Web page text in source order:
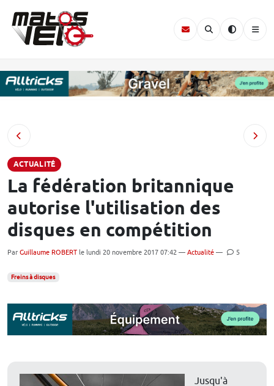
ACTUALITÉ
La fédération britannique
autorise l'utilisation des
disques en compétition
Par Guillaume ROBERT le lundi 20 novembre 2017 07:42 — Actualité — 5
Freins à disques
Jusqu'à